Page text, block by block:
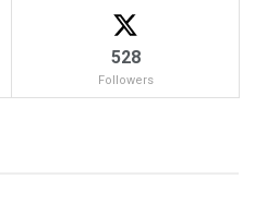
528
Followers